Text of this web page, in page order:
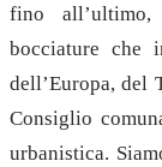
fino all’ultimo,
bocciature che
dell’Europa, del
Consiglio
urbanistica.